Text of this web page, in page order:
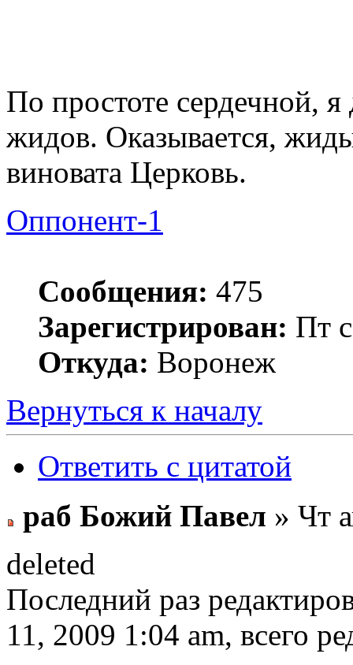
По простоте сердечной,
жидов. Оказывается,
виновата Церковь.
Оппонент-1
Сообщения: 475
Зарегистрирован: Пт
Откуда: Воронеж
Вернуться к началу
Ответить с цитатой
раб Божий Павел » Чт
deleted
Последний раз
11, 2009 1:04 am, всего